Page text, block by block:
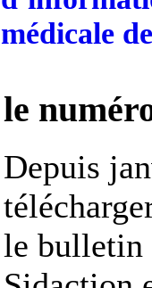
médicale
le
Depuis
le bulletin